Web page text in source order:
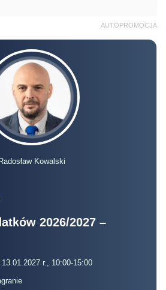
AUTOPROMOCJA
Radosław Kowalski
2026/2027 –
r., 10:00-15:00